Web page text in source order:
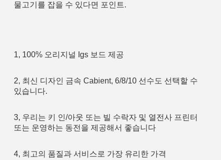
물고기를 잡을 수 있다면 포인트.
1, 100% 오리지널 Igs 보드 제공
2, 최신 디자인 금속 Cabient, 6/8/10 선수도 선택할 수
있습니다.
3, 우리는 키 인/아웃 또는 빌 수락자 및 열전사 프린터
또는 운영하는 동전을 제공해서 좋습니다
4, 최고의 품질과 서비스로 가장 유리한 가격